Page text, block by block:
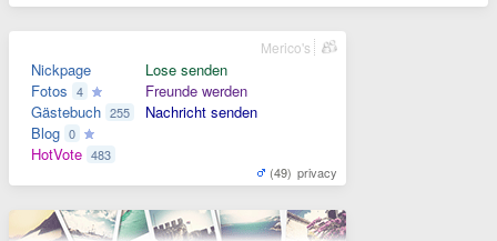
Nickpage
Fotos 4
Gästebuch 255
Blog 0
HotVote 483
Lose senden
Freunde werden
Nachricht senden
(49) privacy
Merico's